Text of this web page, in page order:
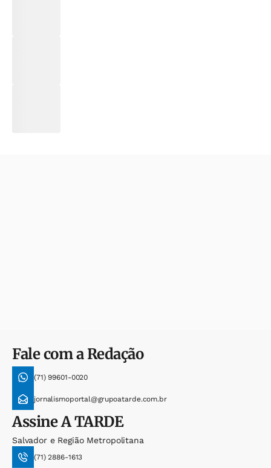
Fale com a Redação
(71) 99601-0020
jornalismoportal@grupoatarde.com.br
AssineA TARDE
Salvador e Região Metropolitana
(71) 2886-1613